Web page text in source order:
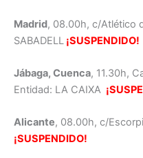
Madrid, 08.00h, c/Atlético
SABADELL ¡SUSPENDIDO!
Jábaga, Cuenca, 11.30h,
Entidad: LA CAIXA
Alicante, 08.00h, c/
¡SUSPENDIDO!